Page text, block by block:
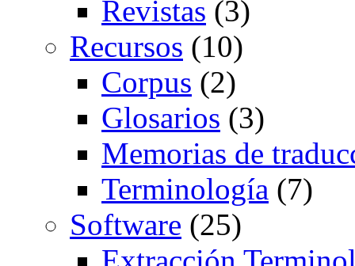
Revistas (3)
Recursos (10)
Corpus (2)
Glosarios (3)
Memorias de
Terminología (7)
Software (25)